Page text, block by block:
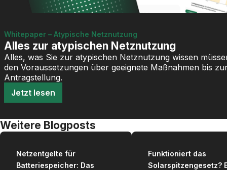
Whitepaper – Atypische Netznutzung
Alles zur atypischen Netznutzung
Alles, was Sie zur atypischen Netznutzung wissen
den Voraussetzungen über geeignete Maßnahmen bis
Antragstellung.
Jetzt lesen
Weitere Blogposts
Netzentgelte für
Batteriespeicher: Das
Funktioniert das
Solarspitzengesetz?